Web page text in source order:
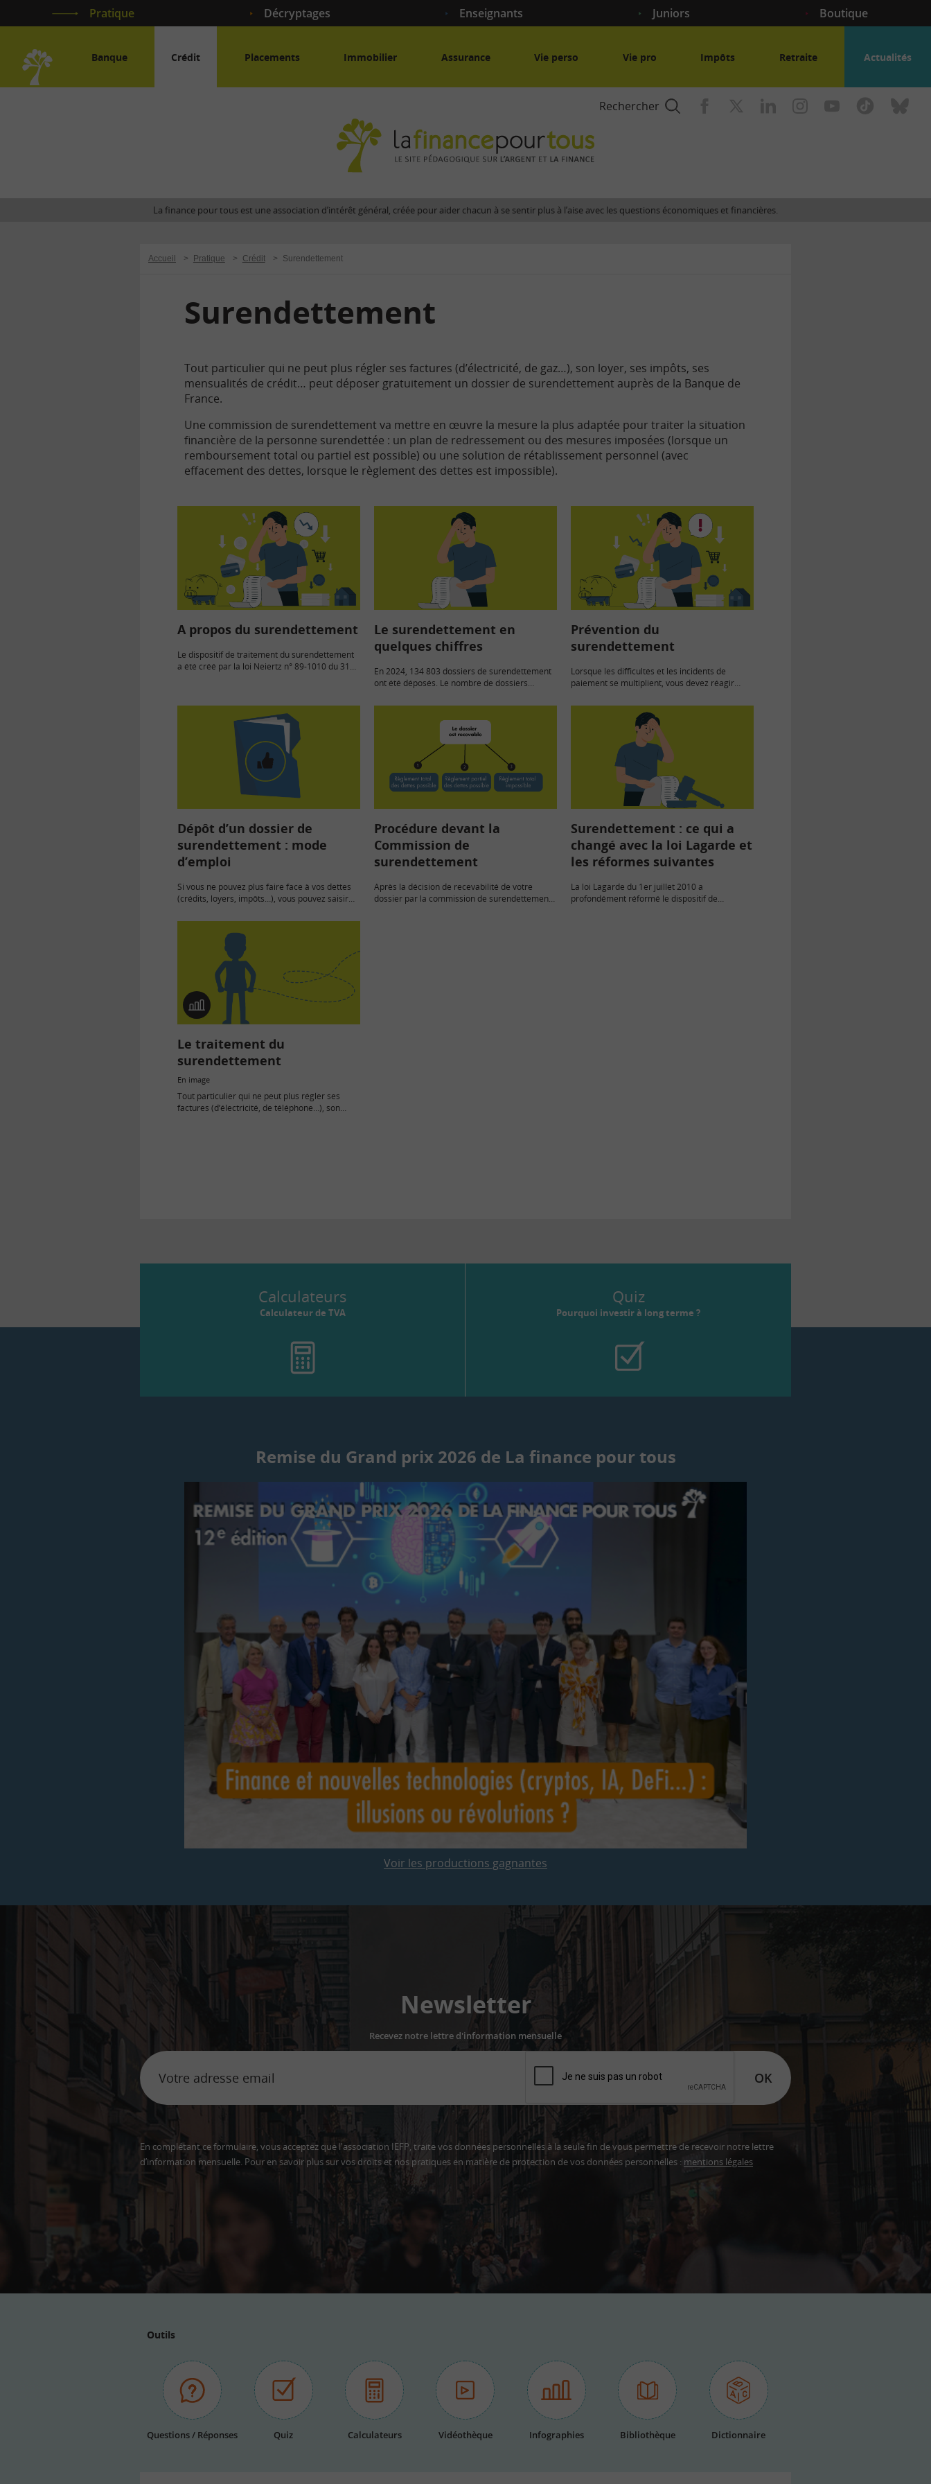
Pratique Décryptages Enseignants Juniors Boutique
Banque Crédit Placements Immobilier Assurance Vie perso Vie pro Impôts Retraite Actualités
Rechercher
finance
site
La finance pour tous est une association d’intérêt général, créée pour aider chacun à se sentir plus à l’aise avec les questions économiques et financières.
Accueil > Pratique > Crédit > Surendettement
Surendettement
Tout particulier qui ne peut plus régler ses factures (d’électricité, de gaz…), son loyer, ses impôts, ses
mensualités de crédit… peut déposer gratuitement un dossier de surendettement auprès de la Banque de
France.
Une commission de surendettement va mettre en œuvre la mesure la plus adaptée pour traiter la situation
financière de la personne surendettée : un plan de redressement ou des mesures imposées (lorsque un
remboursement total ou partiel est possible) ou une solution de rétablissement personnel (avec
effacement des dettes, lorsque le règlement des dettes est impossible).
A propos du surendettement
Le dispositif de traitement du surendettement
a été créé par la loi Neiertz n° 89-1010 du 31
Le surendettement en
quelques chiffres
En 2024, 134 803 dossiers de surendettement
ont été déposés. Le nombre de dossiers
Prévention du
surendettement
Lorsque les difficultés et les incidents de
paiement se multiplient, vous devez réagir
peuvent…
Dépôt d’un dossier de
surendettement : mode
d’emploi
Si vous ne pouvez plus faire face à vos dettes
(crédits, loyers, impôts…), vous pouvez saisir
Procédure devant la
Commission de
surendettement
Après la décision de recevabilité de votre
dossier par la commission de surendettement,
Surendettement : ce qui a
changé avec la loi Lagarde et
les réformes suivantes
La loi Lagarde du 1er juillet 2010 a
profondément réformé le dispositif de
En
image
Le traitement du
surendettement
En image
Tout particulier qui ne peut plus régler ses
factures (d’électricité, de téléphone…), son
Calculateurs
Calculateur de TVA
Quiz
Pourquoi investir à long terme ?
Remise du Grand prix 2026 de La finance pour tous
Voir les productions gagnantes
Newsletter
Recevez notre lettre d'information mensuelle
OK
En complétant ce formulaire, vous acceptez que l'association IEFP, traite vos données personnelles à la seule fin de vous permettre de recevoir notre lettre
d’information mensuelle. Pour en savoir plus sur vos droits et nos pratiques en matière de protection de vos données personnelles : mentions légales
Outils
Questions / Réponses Quiz Calculateurs Vidéothèque Infographies Bibliothèque Dictionnaire